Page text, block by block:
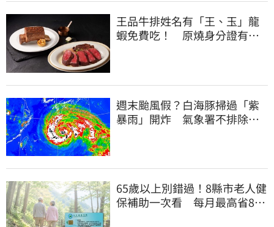
王品牛排姓名有「王、玉」龍
蝦免費吃！ 原燒身分證有
週末颱風假？白海豚掃過「紫
暴雨」開炸 氣象署不排除發
65歲以上別錯過！8縣市老人健
保補助一次看 每月最高省826